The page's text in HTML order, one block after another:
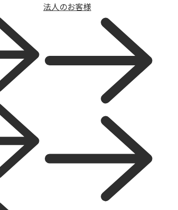
法人のお客様